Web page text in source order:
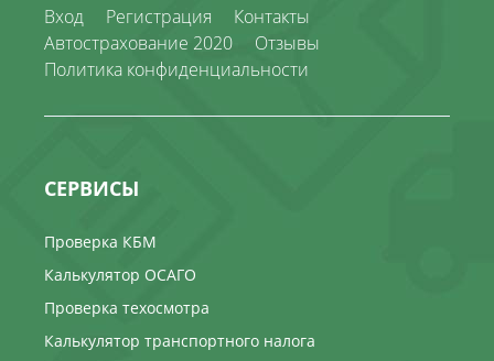
Вход Регистрация
Контакты
Автострахование 2020
Отзывы
Политика конфиденциальности
СЕРВИСЫ
Проверка КБМ
Калькулятор ОСАГО
Проверка техосмотра
Калькулятор транспортного налога